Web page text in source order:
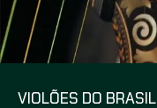
VIOLÕES DO BRASIL